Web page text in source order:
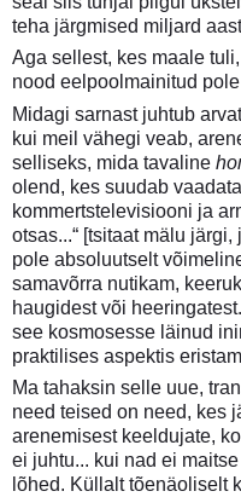
teha järgmised miljard
Aga sellest, kes maale
nood eelpoolmainitud
Midagi sarnast juhtub
kui meil vähegi veab,
selliseks, mida tavaline
olend, kes suudab
kommertstelevisiooni ja
otsas...“ [tsitaat mälu
pole absoluutselt
samavõrra nutikam,
haugidest või
see kosmosesse läinud
praktilises aspektis
Ma tahaksin selle uue,
need teised on need, kes
arenemisest keeldujate,
ei juhtu... kui nad ei
lõhed. Küllalt tõenäoliselt